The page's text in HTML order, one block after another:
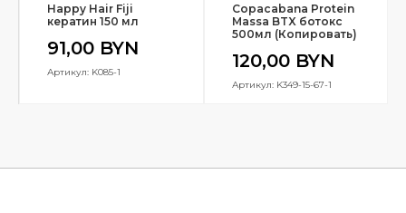
Happy Hair Fiji
кератин 150 мл
91,00 BYN
Артикул: K085-1
Copacabana Protein
Massa BTX ботокс
500мл (Копировать)
120,00 BYN
Артикул: K349-15-67-1